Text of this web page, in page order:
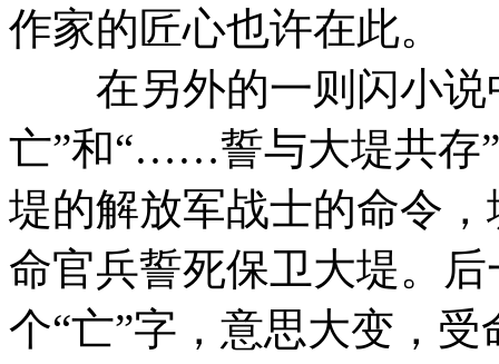
作家的匠心也许在此。
在另外的一则闪小说
亡”和“……誓与大堤共存
堤的解放军战士的命令
命官兵誓死保卫大堤。
个“亡”字，意思大变，